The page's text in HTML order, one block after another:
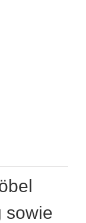
sowie